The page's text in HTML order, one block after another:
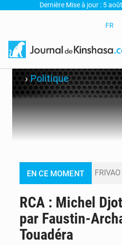
Dernière Mise à jour : 5
FR
›Politique
EN CE MOMENT
RCA : Michel
par Faustin-
Touadéra